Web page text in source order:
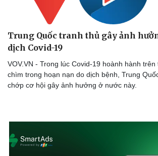
Trung Quốc tranh thủ gây ảnh
dịch Covid-19
VOV.VN - Trong lúc Covid-19 hoành hành
chìm trong hoạn nạn do dịch bệnh, Trung
chớp cơ hội gây ảnh hưởng ở nước này.